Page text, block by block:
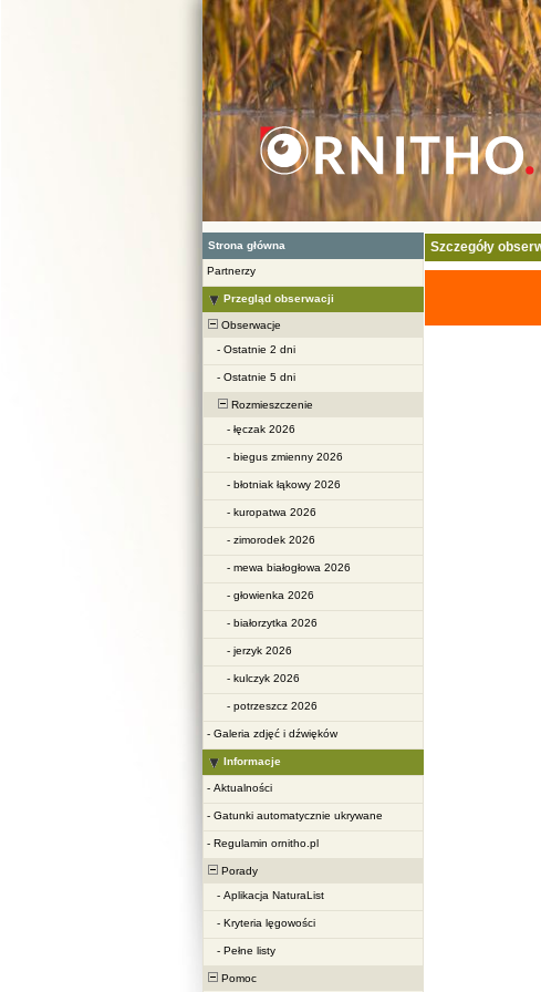
Strona główna
Partnerzy
Przegląd obserwacji
Obserwacje
- Ostatnie 2 dni
- Ostatnie 5 dni
Rozmieszczenie
- łęczak 2026
- biegus zmienny 2026
- błotniak łąkowy 2026
- kuropatwa 2026
- zimorodek 2026
- mewa białogłowa 2026
- głowienka 2026
- białorzytka 2026
- jerzyk 2026
- kulczyk 2026
- potrzeszcz 2026
- Galeria zdjęć i dźwięków
Informacje
- Aktualności
- Gatunki automatycznie ukrywane
- Regulamin ornitho.pl
Porady
- Aplikacja NaturaList
- Kryteria lęgowości
- Pełne listy
Pomoc
Szczegóły